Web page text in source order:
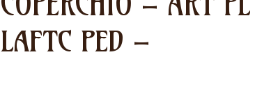
LAFTC PED –